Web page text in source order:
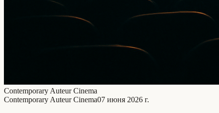
Contemporary Auteur Cinema
Contemporary Auteur Cinema07 июня 2026 г.